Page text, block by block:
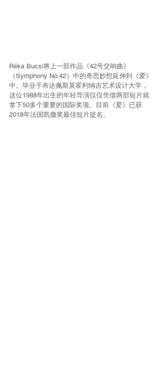
Réka Bucsi将上一部作品《42号交响曲》
（Symphony No.42）中的奇思妙想延伸到《爱》
中。毕业于布达佩斯莫霍利纳吉艺术设计大学，
这位1988年出生的年轻导演仅仅凭借两部短片就
拿下50多个重要的国际奖项。目前《爱》已获
2018年法国凯撒奖最佳短片提名。